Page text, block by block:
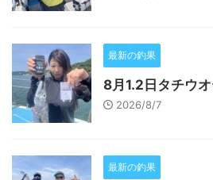
最新の釣果
8月1.2日タチウ
2026/8/7
最新の釣果